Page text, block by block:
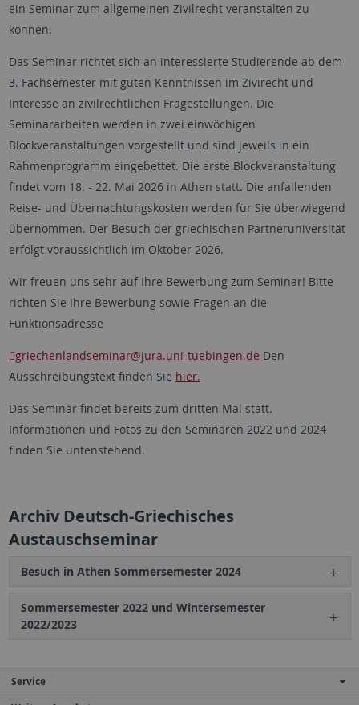
ein Seminar zum allgemeinen Zivilrecht veranstalten zu
können.
Das Seminar richtet sich an interessierte Studierende ab dem
3. Fachsemester mit guten Kenntnissen im Zivirecht und
Interesse an zivilrechtlichen Fragestellungen. Die
Seminararbeiten werden in zwei einwöchigen
Blockveranstaltungen vorgestellt und sind jeweils in ein
Rahmenprogramm eingebettet. Die erste Blockveranstaltung
findet vom 18. - 22. Mai 2026 in Athen statt. Die anfallenden
Reise- und Übernachtungskosten werden für Sie überwiegend
übernommen. Der Besuch der griechischen Partneruniversität
erfolgt voraussichtlich im Oktober 2026.
Wir freuen uns sehr auf Ihre Bewerbung zum Seminar! Bitte
richten Sie Ihre Bewerbung sowie Fragen an die
Funktionsadresse
griechenlandseminar@jura.uni-tuebingen.de Den
Ausschreibungstext finden Sie hier.
Das Seminar findet bereits zum dritten Mal statt.
Informationen und Fotos zu den Seminaren 2022 und 2024
finden Sie untenstehend.
Archiv Deutsch-Griechisches
Austauschseminar
Besuch in Athen Sommersemester 2024
Sommersemester 2022 und Wintersemester
2022/2023
Service